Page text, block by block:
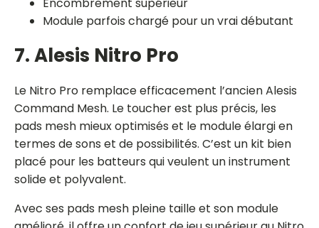
Encombrement supérieur
Module parfois chargé pour un vrai débutant
7. Alesis Nitro Pro
Le Nitro Pro remplace efficacement l’ancien Alesis
Command Mesh. Le toucher est plus précis, les
pads mesh mieux optimisés et le module élargi en
termes de sons et de possibilités. C’est un kit bien
placé pour les batteurs qui veulent un instrument
solide et polyvalent.
Avec ses pads mesh pleine taille et son module